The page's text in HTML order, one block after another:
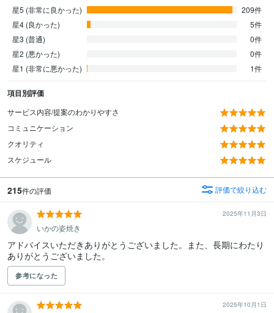
星5 (非常に良かった)
209件
星4 (良かった)
5件
星3 (普通)
0件
星2 (悪かった)
0件
星1 (非常に悪かった)
1件
項目別評価
サービス内容/提案のわかりやすさ
コミュニケーション
クオリティ
スケジュール
215件の評価 評価で絞り込む
2025年11月3日
いかの姿焼き
アドバイスいただきありがとうございました。また、長期にわたり
ありがとうございました。
参考になった
2025年10月1日